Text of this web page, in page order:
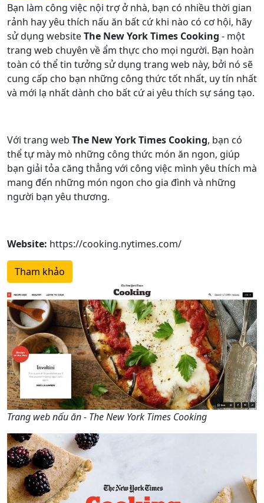
Bạn làm công việc nội trợ ở nhà, bạn có nhiều thời gian
rảnh hay yêu thích nấu ăn bất cứ khi nào có cơ hội, hãy
sử dụng websiteThe New York Times Cooking - một
trang web chuyên về ẩm thực cho mọi người. Bạn hoàn
toàn có thể tin tưởng sử dụng trang web này, bởi nó sẽ
cung cấp cho bạn những công thức tốt nhất, uy tín nhất
và mới lạ nhất dành cho bất cứ ai yêu thích sự sáng tạo.
Với trang web The New York Times Cooking, bạn có
thể tự mày mò những công thức món ăn ngon, giúp
bạn giải tỏa căng thẳng với công việc mình yêu thích mà
mang đến những món ngon cho gia đình và những
người bạn yêu thương.
Website: https://cooking.nytimes.com/
Tham khảo
Trang web nấu ăn - The New York Times Cooking